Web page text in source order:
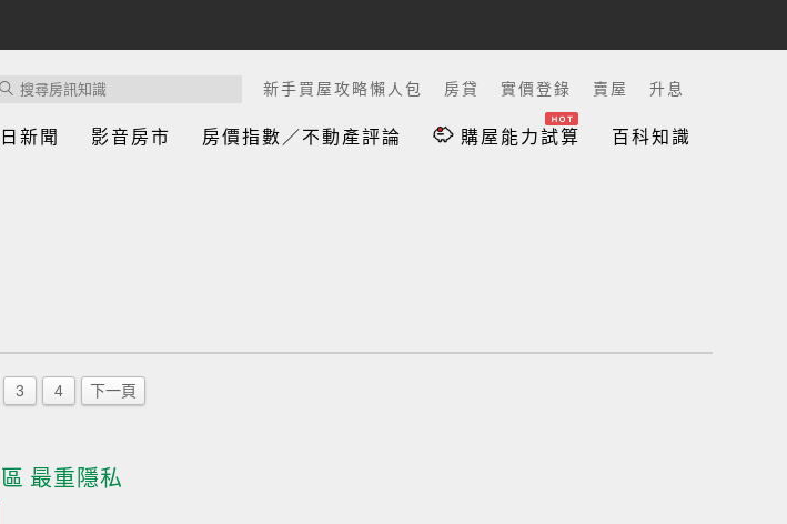
新手買屋攻略懶人包 房貸 實價登錄 賣屋 升息
新聞 影音房市 房價指數／不動產評論 購屋能力試算 百科知識
3 4 下一頁
最重隱私